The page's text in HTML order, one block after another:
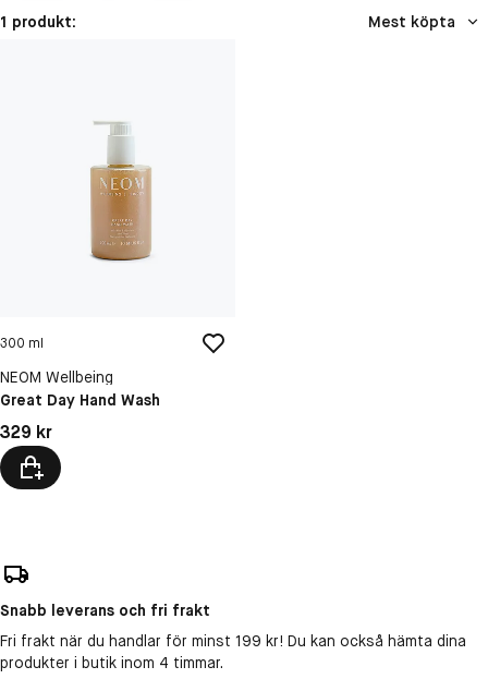
1 produkt: Mest köpta
300 ml
NEOM Wellbeing
Great Day Hand Wash
Pris: 329 kr
329 kr
Snabb leverans och fri frakt
Fri frakt när du handlar för minst 199 kr! Du kan också hämta dina
produkter i butik inom 4 timmar.